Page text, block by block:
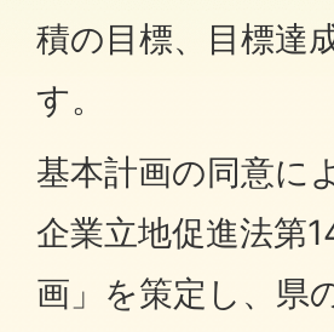
積の目標、目標達
す。
基本計画の同意に
企業立地促進法第
画」を策定し、県